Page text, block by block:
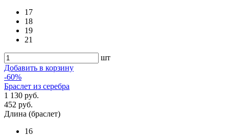
17
18
19
21
шт
Добавить в корзину
-60%
Браслет из серебра
1 130 руб.
452 руб.
Длина (браслет)
16